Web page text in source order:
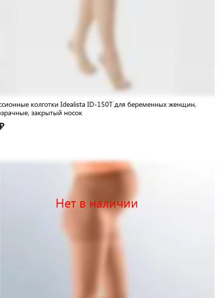
колготки Idealista ID-150Т для беременных женщин,
закрытый носок
Нет в наличии